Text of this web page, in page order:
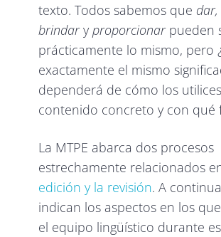
texto. Todos sabemos que dar,
brindaryproporcionarpueden
prácticamente lo mismo, pero
exactamente el mismo
dependerá de cómo los
contenido concreto y con qué
La MTPE abarca dos procesos
estrechamente relacionados
edición y la revisión. A
indican los aspectos en los
el equipo lingüístico durante